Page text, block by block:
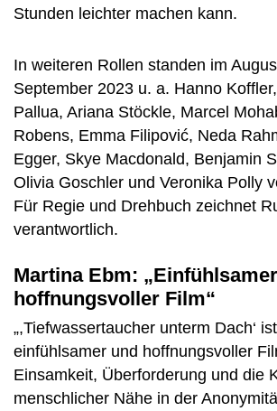
Stunden leichter machen kann.
In weiteren Rollen standen im
September 2023 u. a. Hanno
Pallua, Ariana Stöckle, Marcel
Robens, Emma Filipović, Neda
Egger, Skye Macdonald, Benjamin
Olivia Goschler und Veronika Polly
Für Regie und Drehbuch zeichnet
verantwortlich.
Martina Ebm:
hoffnungsvoller Film“
„,Tiefwassertaucher unterm Dach‘
einfühlsamer und hoffnungsvoller
Einsamkeit, Überforderung und die
menschlicher Nähe in der